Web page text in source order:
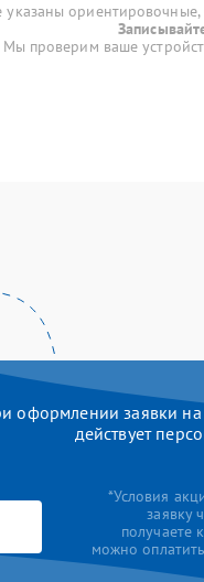
ориентировочные,
Мы проверим ваше
оформлении заявки на
действует
*Условия
заявку
получаете
можно